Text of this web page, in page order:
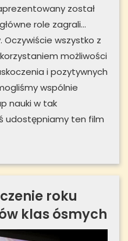
został
role zagrali…
Oczywiście wszystko z
możliwości
i pozytywnych
wspólnie
nauki w tak
udostępniamy ten film
roku
klas ósmych